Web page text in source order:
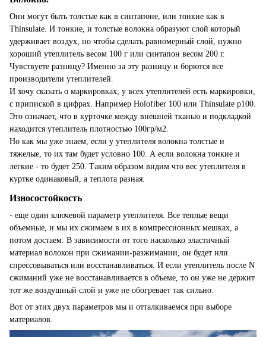
Они могут быть толстые как в синтапоне, или тонкие как в
Thinsulate. И тонкие, и толстые волокна образуют слой который
удерживает воздух, но чтобы сделать равномерный слой, нужно
хороший утеплитель весом 100 г или синтапон весом 200 г.
Чувствуете разницу? Именно за эту разницу и борются все
производители утеплителей.
И хочу сказать о маркировках, у всех утеплителей есть маркировки,
с припиской в цифрах. Например Holofiber 100 или Thinsulate p100.
Это означает, что в курточке между внешней тканью и подкладкой
находится утеплитель плотностью 100гр/м2.
Но как мы уже знаем, если у утеплителя волокна толстые и
тяжелые, то их там будет условно 100. А если волокна тонкие и
легкие - то будет 250. Таким образом видим что вес утеплителя в
куртке одинаковый, а теплота разная.
Износостойкость
- еще один ключевой параметр утеплителя. Все теплые вещи
объемные, и мы их сжимаем в их в компрессионных мешках, а
потом достаем. В зависимости от того насколько эластичный
материал волокон при сжимании-разжимании, он будет или
спрессовываться или восстанавливаться. И если утеплитель после N
сжиманий уже не восстанавливается в объеме, то он уже не держит
тот же воздушный слой и уже не обогревает так сильно.
Вот от этих двух параметров мы и отталкиваемся при выборе
материалов.